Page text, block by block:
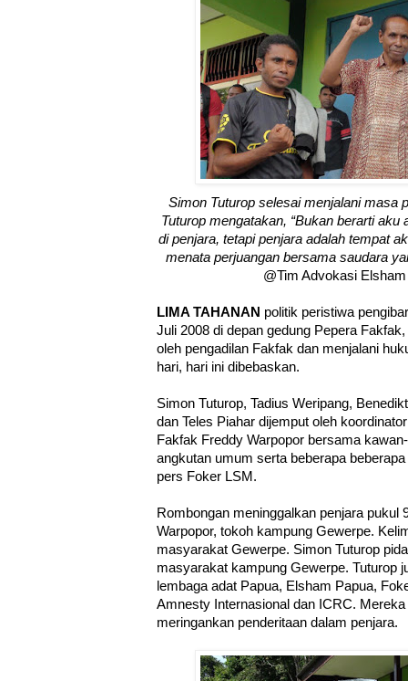
Simon Tuturop selesai menjalani masa
Tuturop mengatakan, “Bukan berarti
di penjara, tetapi penjara adalah tempat
menata perjuangan bersama saudara
@Tim Advokasi
LIMA TAHANAN politik peristiwa
Juli 2008 di depan gedung Pepera
oleh pengadilan Fakfak dan menjalani
hari, hari ini dibebaskan.
Simon Tuturop, Tadius Weripang,
dan Teles Piahar dijemput oleh
Fakfak Freddy Warpopor bersama
angkutan umum serta beberapa
pers Foker LSM.
Rombongan meninggalkan penjara pukul
Warpopor, tokoh kampung Gewerpe.
masyarakat Gewerpe. Simon Tuturop
masyarakat kampung Gewerpe. Tuturop
lembaga adat Papua, Elsham Papua,
Amnesty Internasional dan ICRC.
meringankan penderitaan dalam penjara.